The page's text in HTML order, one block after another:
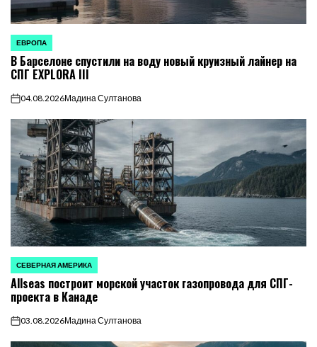
ОПУБЛИКОВАНО
В
ЕВРОПА
В Барселоне спустили на воду новый круизный лайнер на
СПГ EXPLORA III
on04.08.2026Мадина Султанова
ОПУБЛИКОВАНО
В
СЕВЕРНАЯ АМЕРИКА
Allseas построит морской участок газопровода для СПГ-
проекта в Канаде
on03.08.2026Мадина Султанова